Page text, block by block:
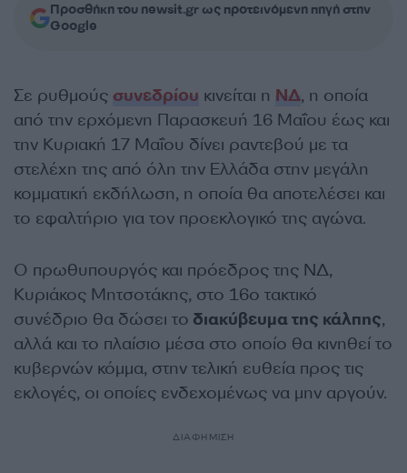
Προσθήκη του newsit.gr ως προτεινόμενη πηγή στην
Google
Σε ρυθμούς συνεδρίου κινείται η ΝΔ, η οποία
από την ερχόμενη Παρασκευή 16 Μαΐου έως και
την Κυριακή 17 Μαΐου δίνει ραντεβού με τα
στελέχη της από όλη την Ελλάδα στην μεγάλη
κομματική εκδήλωση, η οποία θα αποτελέσει και
το εφαλτήριο για τον προεκλογικό της αγώνα.
Ο πρωθυπουργός και πρόεδρος της ΝΔ,
Κυριάκος Μητσοτάκης, στο 16ο τακτικό
συνέδριο θα δώσει το διακύβευμα της κάλπης,
αλλά και το πλαίσιο μέσα στο οποίο θα κινηθεί το
κυβερνών κόμμα, στην τελική ευθεία προς τις
εκλογές, οι οποίες ενδεχομένως να μην αργούν.
ΔΙΑΦΗΜΙΣΗ